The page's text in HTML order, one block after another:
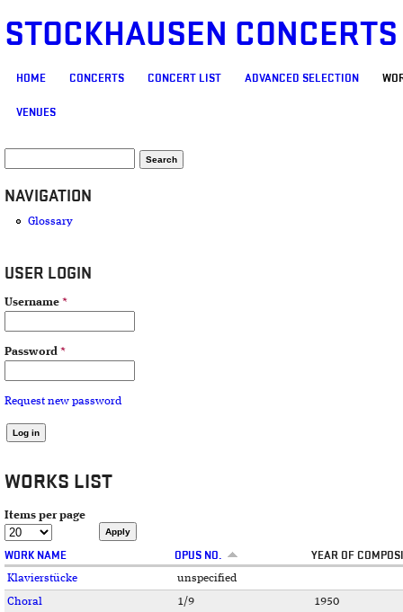
STOCKHAUSEN
MAIN MENU
HOME CONCERTS CONCERT LIST ADVANCED SELECTION
VENUES
SEARCH FORM
NAVIGATION
Glossary
USER LOGIN
Username *
Password *
Request new password
WORKS LIST
Items per page
WORK NAME OPUS NO. YEAR OF
Klavierstücke
unspecified
Choral
1/9
1950